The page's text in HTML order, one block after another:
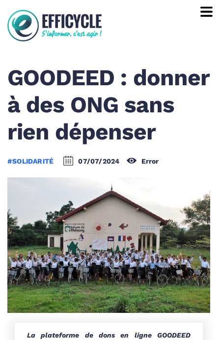
GOODEED : donner
à des ONG sans
rien dépenser
#SOLIDARITÉ 07/07/2024 Error
La plateforme de dons en ligne GOODEED